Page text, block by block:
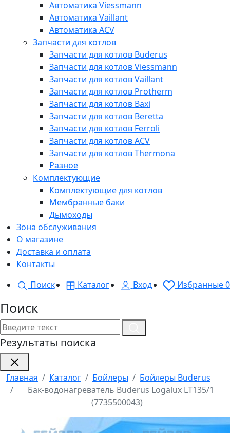
Автоматика Viessmann
Автоматика Vaillant
Автоматика ACV
Запчасти для котлов
Запчасти для котлов Buderus
Запчасти для котлов Viessmann
Запчасти для котлов Vaillant
Запчасти для котлов Protherm
Запчасти для котлов Baxi
Запчасти для котлов Beretta
Запчасти для котлов Ferroli
Запчасти для котлов ACV
Запчасти для котлов Thermona
Разное
Комплектующие
Комплектующие для котлов
Мембранные баки
Дымоходы
Зона обслуживания
О магазине
Доставка и оплата
Контакты
Поиск
Каталог Вход Избранные0
Поиск
Результаты поиска
Главная Каталог Бойлеры
Бойлеры Buderus
Бак-водонагреватель Buderus Logalux LT135/1
(7735500043)